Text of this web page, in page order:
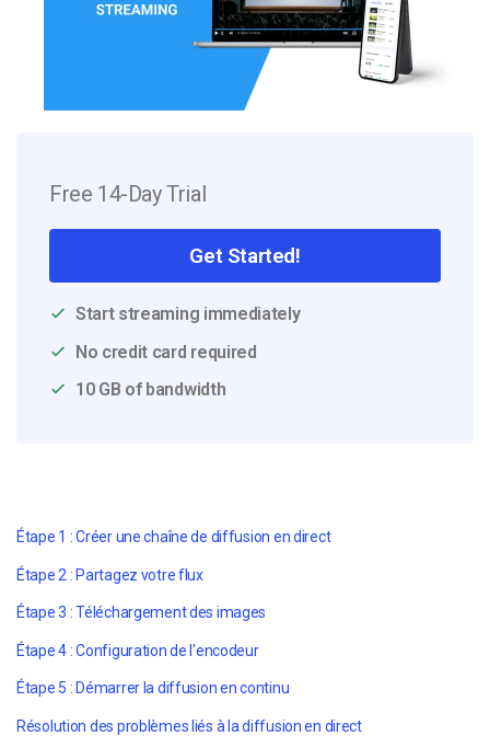
Free 14-Day Trial
Get Started!
Start streaming immediately
No credit card required
10 GB of bandwidth
Étape 1 : Créer une chaîne de diffusion en direct
Étape 2 :Partagez votre flux
Étape 3 :Téléchargement des images
Étape 4 :Configuration de l'encodeur
Étape 5 : Démarrer la diffusion en continu
Résolution des problèmes liés à la diffusion en direct